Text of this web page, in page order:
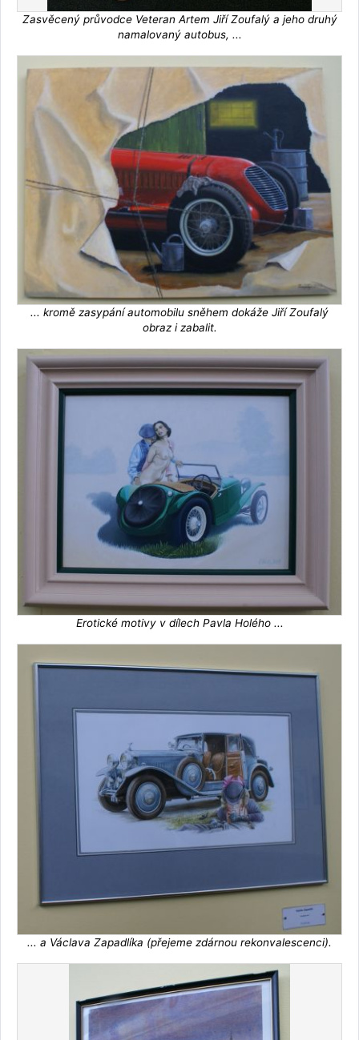
Zasvěcený průvodce Veteran Artem Jiří Zoufalý a jeho druhý
namalovaný autobus, ...
... kromě zasypání automobilu sněhem dokáže Jiří Zoufalý
obraz i zabalit.
Erotické motivy v dílech Pavla Holého ...
... a Václava Zapadlíka (přejeme zdárnou rekonvalescenci).